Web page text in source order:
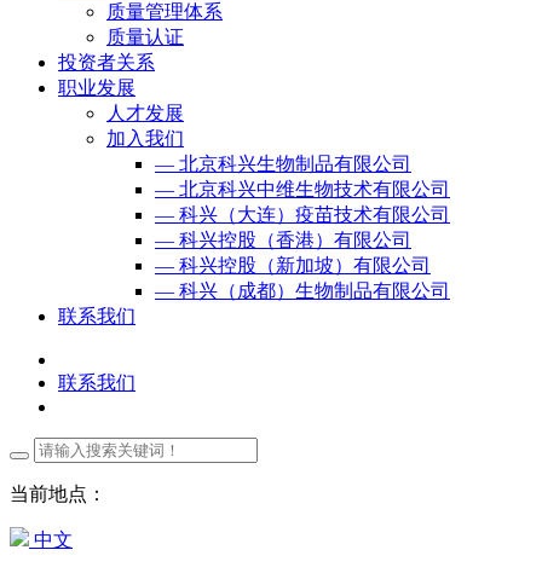
质量管理体系
质量认证
投资者关系
职业发展
人才发展
加入我们
— 北京科兴生物制品有限公司
— 北京科兴中维生物技术有限公司
— 科兴（大连）疫苗技术有限公司
— 科兴控股（香港）有限公司
— 科兴控股（新加坡）有限公司
— 科兴（成都）生物制品有限公司
联系我们
联系我们
当前地点：
中文